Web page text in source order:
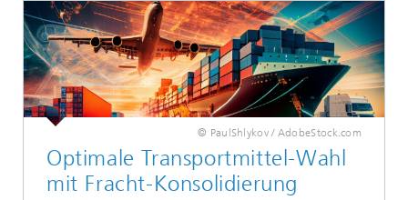
© PaulShlykov / AdobeStock.com
Optimale Transportmittel-Wahl
mit Fracht-Konsolidierung